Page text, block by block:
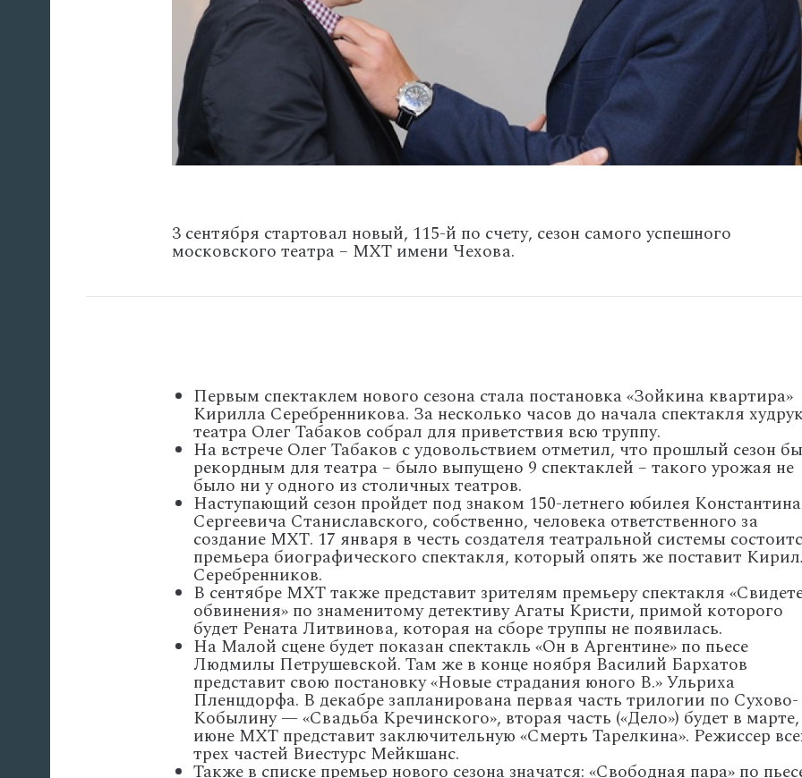
3 сентября стартовал новый, 115-й по счету, сезон самого успешного
московского театра – МХТ имени Чехова.
Первым спектаклем нового сезона стала постановка «Зойкина квартира»
Кирилла Серебренникова. За несколько часов до начала спектакля
театра Олег Табаков собрал для приветствия всю труппу.
На встрече Олег Табаков с удовольствием отметил, что прошлый сезон
рекордным для театра – было выпущено 9 спектаклей – такого урожая не
было ни у одного из столичных театров.
Наступающий сезон пройдет под знаком 150-летнего юбилея Константина
Сергеевича Станиславского, собственно, человека ответственного за
создание МХТ. 17 января в честь создателя театральной системы
премьера биографического спектакля, который опять же поставит
Серебренников.
В сентябре МХТ также представит зрителям премьеру спектакля
обвинения» по знаменитому детективу Агаты Кристи, примой которого
будет Рената Литвинова, которая на сборе труппы не появилась.
На Малой сцене будет показан спектакль «Он в Аргентине» по пьесе
Людмилы Петрушевской. Там же в конце ноября Василий Бархатов
представит свою постановку «Новые страдания юного В.» Ульриха
Пленцдорфа. В декабре запланирована первая часть трилогии по Сухово-
Кобылину — «Свадьба Кречинского», вторая часть («Дело») будет в
июне МХТ представит заключительную «Смерть Тарелкина». Режиссер
трех частей Виестурс Мейкшанс.
Также в списке премьер нового сезона значатся: «Свободная пара» по